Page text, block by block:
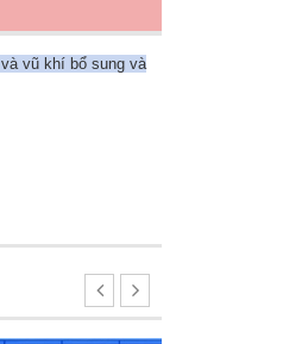
vũ khí bổ sung và